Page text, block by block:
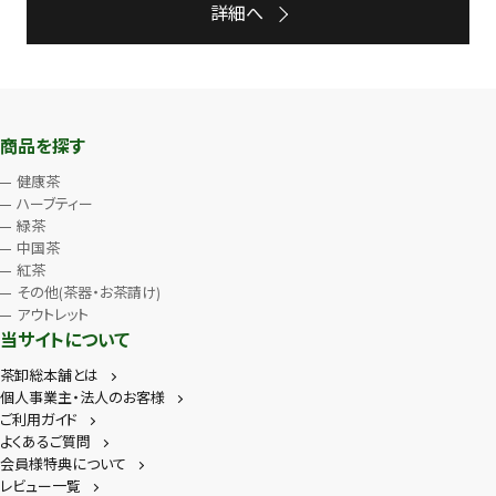
詳細へ
商品を探す
健康茶
ハーブティー
緑茶
中国茶
紅茶
その他(茶器・お茶請け)
アウトレット
当サイトについて
茶卸総本舗とは
個人事業主・法人のお客様
ご利用ガイド
よくあるご質問
会員様特典について
レビュー一覧